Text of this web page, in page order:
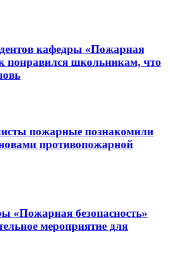
кафедры «Пожарная
понравился школьникам, что
пожарные познакомили
противопожарной
«Пожарная безопасность»
мероприятие для